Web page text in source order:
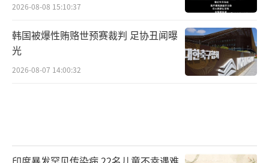
2026-08-08 15:10:37
韩国被爆性贿赂世预赛裁判 足协丑闻曝
光
2026-08-07 14:00:32